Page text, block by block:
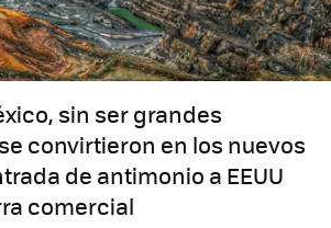
sin ser grandes
convirtieron en los nuevos
de antimonio a EEUU
comercial